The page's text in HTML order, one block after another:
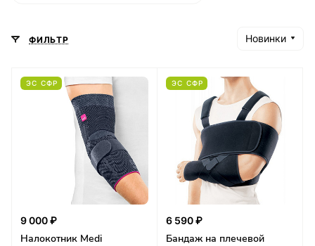
ФИЛЬТР Новинки
ЭС СФР
9 000 ₽
Налокотник Medi
ЭС СФР
6 590 ₽
Бандаж на плечевой